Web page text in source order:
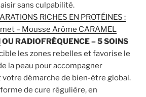
sans culpabilité.
RICHES EN PROTÉINES :
– Mousse Arôme CARAMEL
OU RADIOFRÉQUENCE – 5 SOINS
les zones rebelles et favorise le
la peau pour accompagner
démarche de bien-être global.
de cure régulière, en